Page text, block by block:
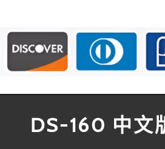
DS-160 中文